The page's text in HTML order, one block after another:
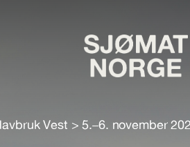
Vest >5.–6. november